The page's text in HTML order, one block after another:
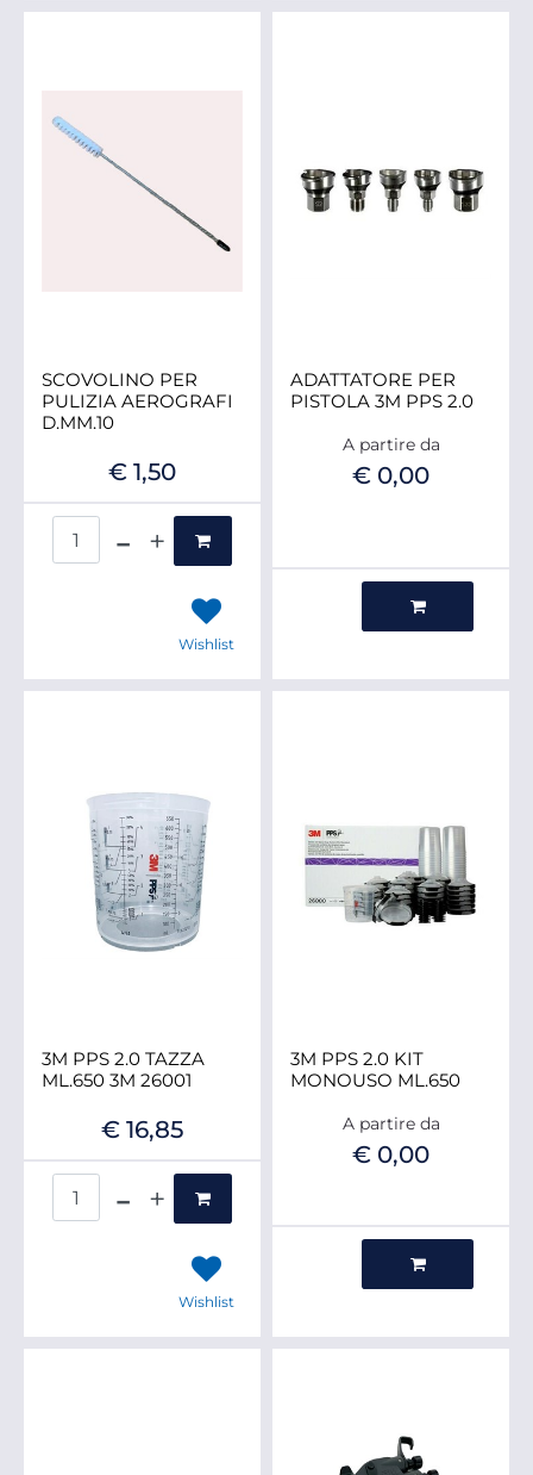
SCOVOLINO PER
PULIZIA AEROGRAFI
D.MM.10
€ 1,50
Wishlist
ADATTATORE PER
PISTOLA 3M PPS 2.0
A partire da
€ 0,00
3M PPS 2.0 TAZZA
ML.650 3M 26001
€ 16,85
Wishlist
3M PPS 2.0 KIT
MONOUSO ML.650
A partire da
€ 0,00